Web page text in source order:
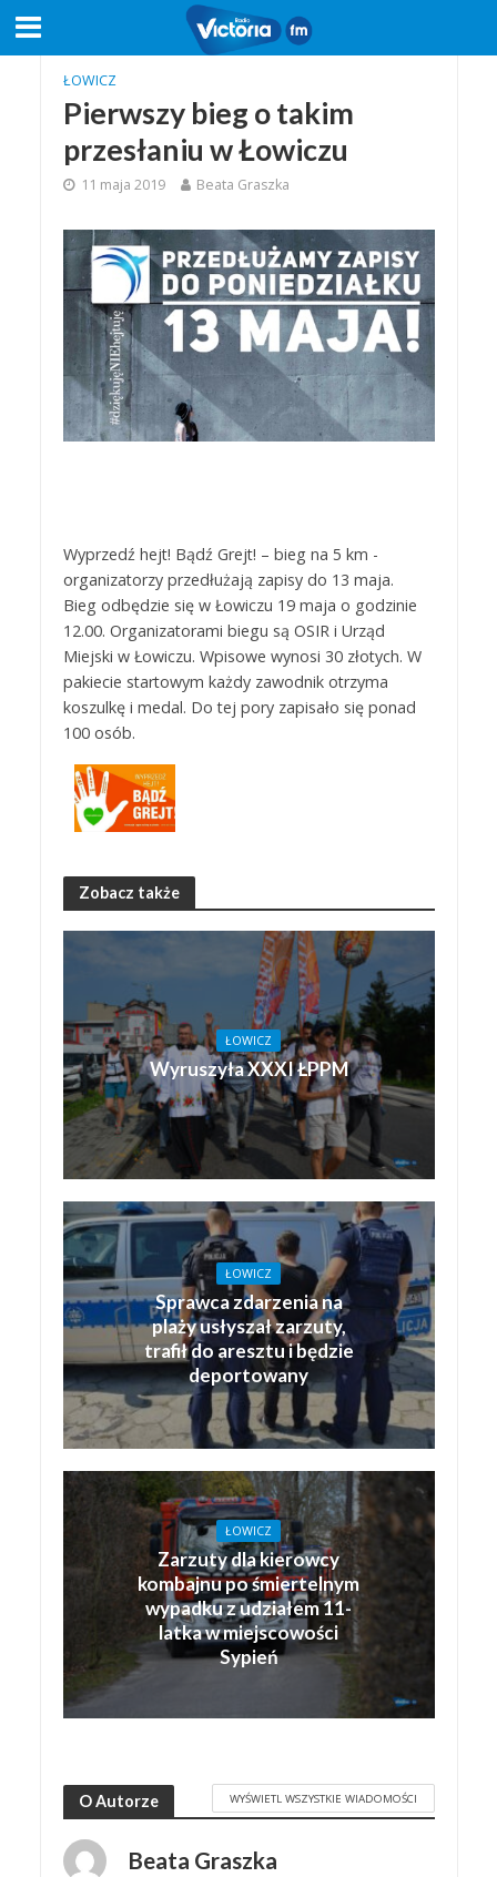
ŁOWICZ
Pierwszy bieg o takim
przesłaniu w Łowiczu
11 maja 2019 Beata Graszka
Wyprzedź hejt! Bądź Grejt! – bieg na 5 km -
organizatorzy przedłużają zapisy do 13 maja.
Bieg odbędzie się w Łowiczu 19 maja o godzinie
12.00. Organizatorami biegu są OSIR i Urząd
Miejski w Łowiczu. Wpisowe wynosi 30 złotych. W
pakiecie startowym każdy zawodnik otrzyma
koszulkę i medal. Do tej pory zapisało się ponad
100 osób.
Zobacz także
ŁOWICZ
Wyruszyła XXXI ŁPPM
ŁOWICZ
Sprawca zdarzenia na
plaży usłyszał zarzuty,
trafił do aresztu i będzie
deportowany
ŁOWICZ
Zarzuty dla kierowcy
kombajnu po śmiertelnym
wypadku z udziałem 11-
latka w miejscowości
Sypień
O Autorze WYŚWIETL WSZYSTKIE WIADOMOŚCI
Beata Graszka